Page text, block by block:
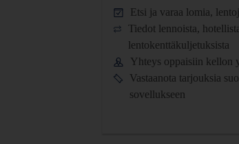
Etsi ja varaa lomia,
Tiedot lennoista,
lentokenttäkuljetuksista
Yhteys oppaisiin kellon
Vastaanota tarjouksia
sovellukseen